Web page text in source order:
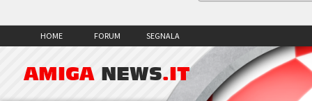
HOME FORUM SEGNALA
AMIGA NEWS.IT